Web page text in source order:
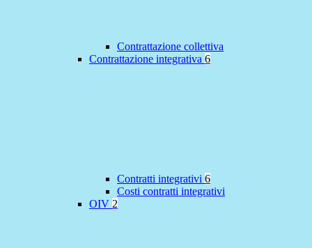
Contrattazione collettiva
Contrattazione integrativa 6
Contratti integrativi 6
Costi contratti integrativi
OIV 2